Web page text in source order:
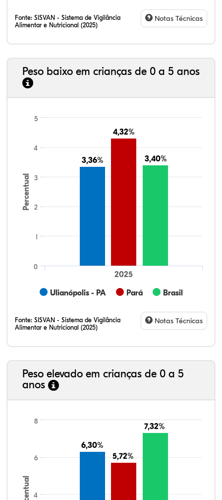
Fonte: SISVAN - Sistema de Vigilância
Alimentar e Nutricional (2025)
Notas Técnicas
Peso baixo em crianças de 0 a 5 anos
Percentual
3,36%
3,36%
4,32%
4,32%
3,40%
3,40%
Ulianópolis - PA Pará Brasil
2025
0
1
2
3
4
5
Fonte: SISVAN - Sistema de Vigilância
Alimentar e Nutricional (2025)
Notas Técnicas
Peso elevado em crianças de 0 a 5
anos
6,30%
6,30%
5,72%
5,72%
7,32%
7,32%
4
6
8